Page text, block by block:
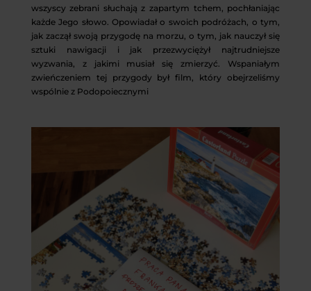
wszyscy zebrani słuchają z zapartym tchem, pochłaniając
każde Jego słowo. Opowiadał o swoich podróżach, o tym,
jak zaczął swoją przygodę na morzu, o tym, jak nauczył się
sztuki nawigacji i jak przezwyciężył najtrudniejsze
wyzwania, z jakimi musiał się zmierzyć. Wspaniałym
zwieńczeniem tej przygody był film, który obejrzeliśmy
wspólnie z Podopoiecznymi